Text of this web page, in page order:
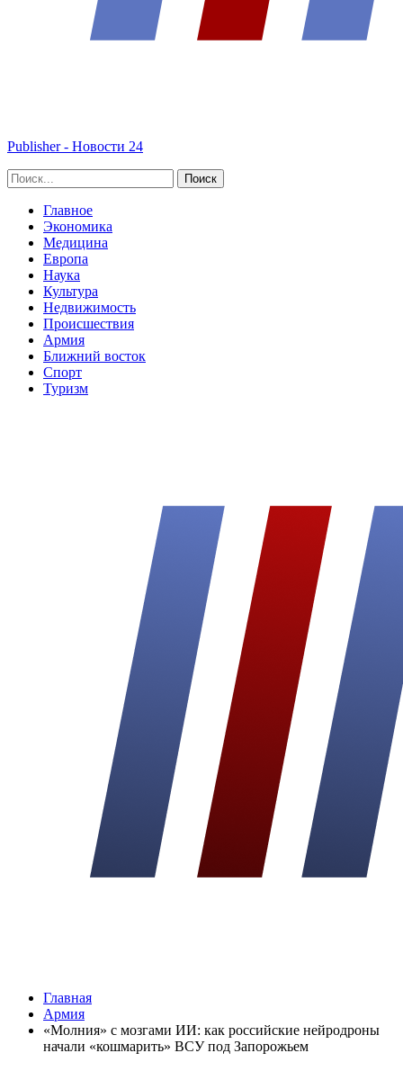
Publisher - Новости 24
Главное
Экономика
Медицина
Европа
Наука
Культура
Недвижимость
Происшествия
Армия
Ближний восток
Спорт
Туризм
Главная
Армия
«Молния» с мозгами ИИ: как российские нейродроны
начали «кошмарить» ВСУ под Запорожьем